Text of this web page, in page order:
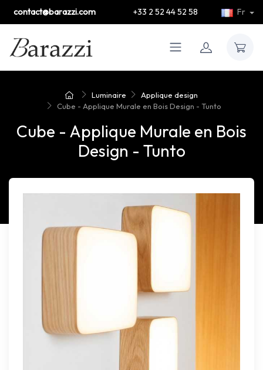
contact@barazzi.com +33 2 52 44 52 58 Fr
Luminaire
Applique design
Cube - Applique Murale en Bois Design - Tunto
Cube - Applique Murale en Bois
Design - Tunto